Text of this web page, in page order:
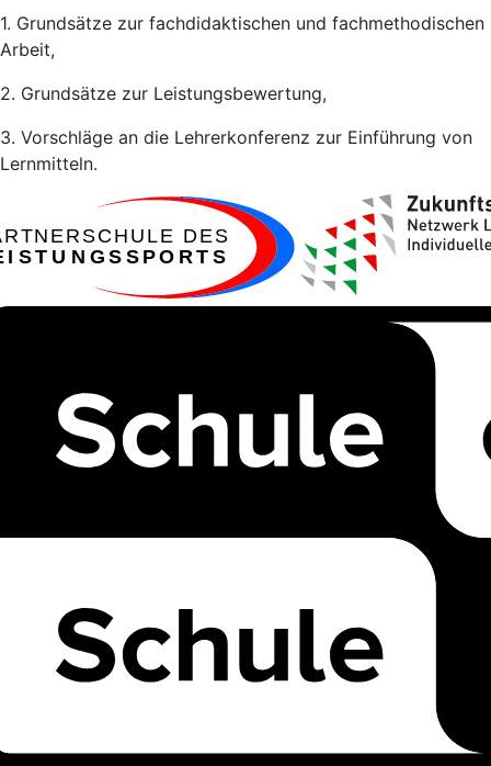
1. Grundsätze zur fachdidaktischen und fachmethodischen
Arbeit,
2. Grundsätze zur Leistungsbewertung,
3. Vorschläge an die Lehrerkonferenz zur Einführung von
Lernmitteln.
ARTNERSCHULE DES
EISTUNGSSPORTS